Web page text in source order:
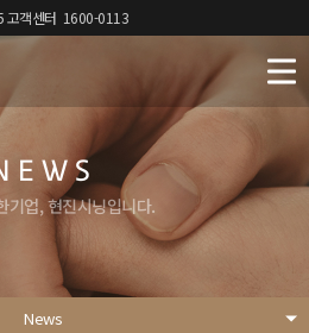
고객센터 1600-0113
기업, 현진시닝입니다.
News